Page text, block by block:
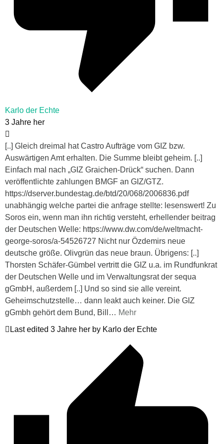
Karlo der Echte
3 Jahre her
[..] Gleich dreimal hat Castro Aufträge vom GIZ bzw.
Auswärtigen Amt erhalten. Die Summe bleibt geheim. [..]
Einfach mal nach „GIZ Graichen-Drück“ suchen. Dann
veröffentlichte zahlungen BMGF an GIZ/GTZ.
https://dserver.bundestag.de/btd/20/068/2006836.pdf
unabhängig welche partei die anfrage stellte: lesenswert! Zu
Soros ein, wenn man ihn richtig versteht, erhellender beitrag
der Deutschen Welle: https://www.dw.com/de/weltmacht-
george-soros/a-54526727 Nicht nur Özdemirs neue
deutsche größe. Olivgrün das neue braun. Übrigens: [..]
Thorsten Schäfer-Gümbel vertritt die GIZ u.a. im Rundfunkrat
der Deutschen Welle und im Verwaltungsrat der sequa
gGmbH, außerdem [..] Und so sind sie alle vereint.
Geheimschutzstelle… dann leakt auch keiner. Die GIZ
gGmbh gehört dem Bund, Bill
… Mehr
Last edited 3 Jahre her by Karlo der Echte